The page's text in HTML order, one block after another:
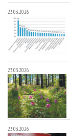
23.03.2026
23.03.2026
23.03.2026